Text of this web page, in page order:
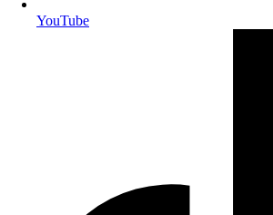
YouTube